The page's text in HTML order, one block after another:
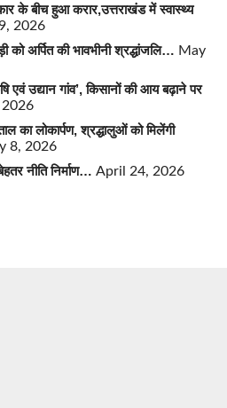
के बीच हुआ करार,उत्तराखंड में स्वास्थ्य
2026
को अर्पित की भावभीनी श्रद्धांजलि… May
उद्यान गांव’, किसानों की आय बढ़ाने पर
का लोकार्पण, श्रद्धालुओं को मिलेंगी
8, 2026
नीति निर्माण… April 24, 2026